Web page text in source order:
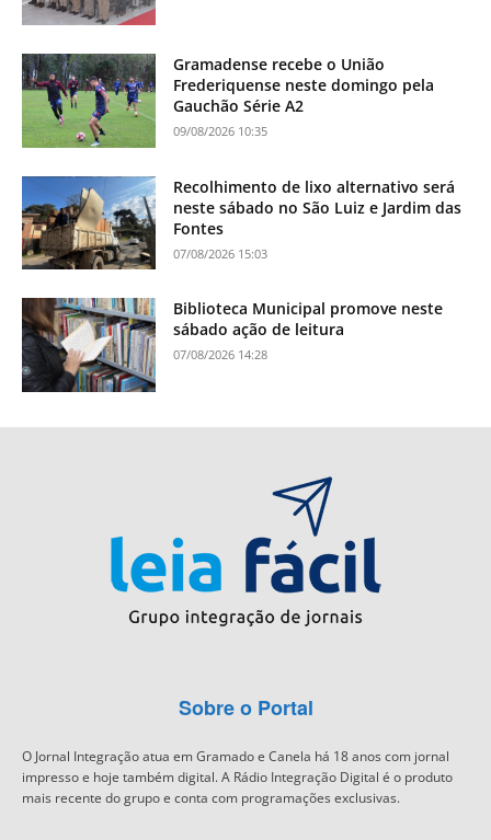
Gramadense recebe o União
Frederiquense neste domingo pela
Gauchão Série A2
09/08/2026 10:35
Recolhimento de lixo alternativo será
neste sábado no São Luiz e Jardim das
Fontes
07/08/2026 15:03
Biblioteca Municipal promove neste
sábado ação de leitura
07/08/2026 14:28
Sobre o Portal
O Jornal Integração atua em Gramado e Canela há 18 anos com jornal
impresso e hoje também digital. A Rádio Integração Digital é o produto
mais recente do grupo e conta com programações exclusivas.